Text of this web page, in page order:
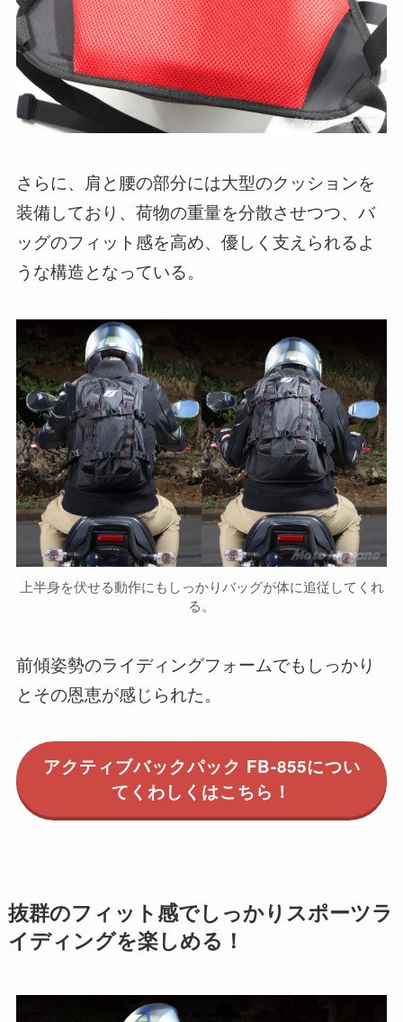
さらに、肩と腰の部分には大型のクッションを
装備しており、荷物の重量を分散させつつ、バ
ッグのフィット感を高め、優しく支えられるよ
うな構造となっている。
上半身を伏せる動作にもしっかりバッグが体に追従してくれ
る。
前傾姿勢のライディングフォームでもしっかり
とその恩恵が感じられた。
アクティブバックパック FB-855につい
てくわしくはこちら！
抜群のフィット感でしっかりスポーツラ
イディングを楽しめる！